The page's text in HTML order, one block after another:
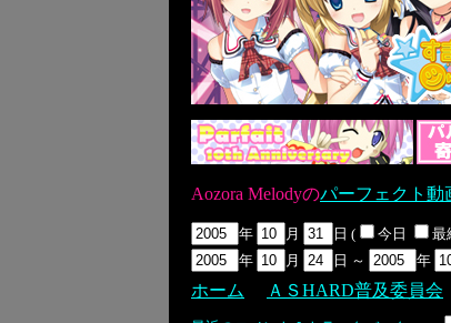
Aozora Melodyのパーフェクト動
年 月 日 ( 今日
最
年
月 日 ～ 年
ホーム ＡＳHARD普及委員会